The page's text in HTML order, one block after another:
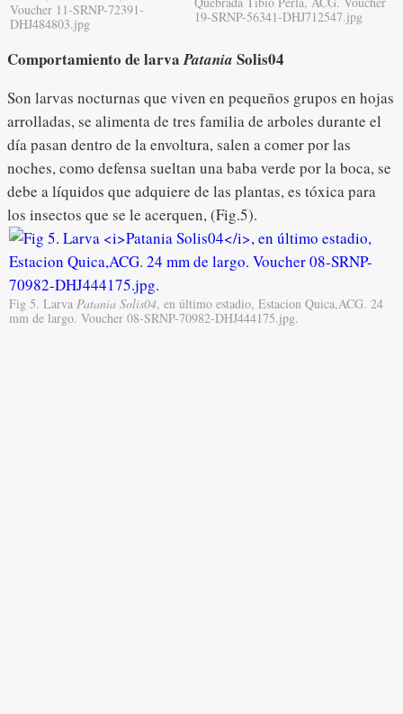
Voucher 11-SRNP-72391-
DHJ484803.jpg
19-SRNP-56341-DHJ712547.jpg
Comportamiento de larvaPatania Solis04
Son larvas nocturnas que viven en pequeños grupos en hojas
arrolladas, se alimenta de tres familia de arboles durante el
día pasan dentro de la envoltura, salen a comer por las
noches, como defensa sueltan una baba verde por la boca, se
debe a líquidos que adquiere de las plantas, es tóxica para
los insectos que se le acerquen, (Fig.5).
Fig 5. Larva Patania Solis04, en último estadio, Estacion Quica,ACG. 24
mm de largo. Voucher 08-SRNP-70982-DHJ444175.jpg.